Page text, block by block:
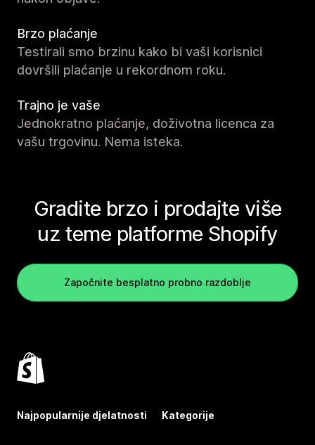
Brzo plaćanje
Testirali smo brzinu kako bi vaši korisnici
dovršili plaćanje u rekordnom roku.
Trajno je vaše
Jednokratno plaćanje, doživotna licenca za
vašu trgovinu. Nema isteka.
Gradite brzo i prodajte više
uz teme platforme Shopify
Započnite besplatno probno razdoblje
Najpopularnije djelatnosti Kategorije